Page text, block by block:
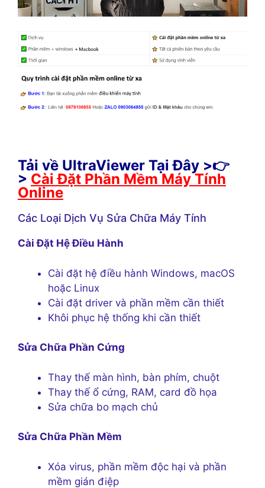
Tải về UltraViewer Tại Đây >👉
> Cài Đặt Phần Mềm Máy Tính
Online
Các Loại Dịch Vụ Sửa Chữa Máy Tính
Cài Đặt Hệ Điều Hành
Cài đặt hệ điều hành Windows, macOS
hoặc Linux
Cài đặt driver và phần mềm cần thiết
Khôi phục hệ thống khi cần thiết
Sửa Chữa Phần Cứng
Thay thế màn hình, bàn phím, chuột
Thay thế ổ cứng, RAM, card đồ họa
Sửa chữa bo mạch chủ
Sửa Chữa Phần Mềm
Xóa virus, phần mềm độc hại và phần
mềm gián điệp